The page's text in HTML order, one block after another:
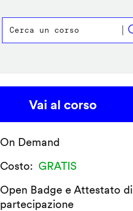
Vai al corso
On Demand
Costo
GRATIS
Open Badge e Attestato di
partecipazione